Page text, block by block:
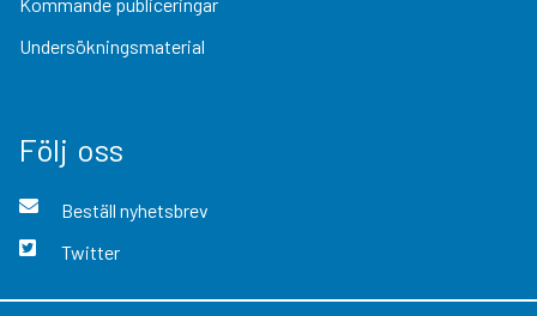
Undersökningsmaterial
Följ oss
Beställ nyhetsbrev
Twitter